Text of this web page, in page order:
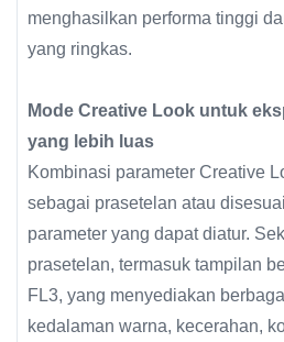
menghasilkan performa tinggi
yang ringkas.
Mode Creative Look untuk
yang lebih luas
Kombinasi parameter Creative
sebagai prasetelan atau
parameter yang dapat diatur.
prasetelan, termasuk tampilan
FL3, yang menyediakan
kedalaman warna, kecerahan,